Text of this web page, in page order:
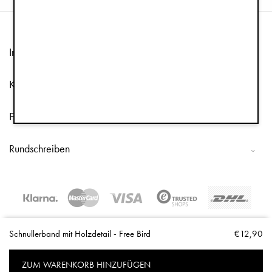
Schnullerband mit Holzdetail - Free Bird €12,90
ZUM WARENKORB HINZUFÜGEN
Information
Kundenservice
Folge uns
Rundschreiben